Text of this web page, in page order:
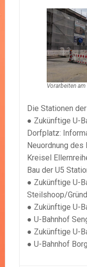
Vorarbeiten
Die Stationen
● Zukünftige U-
Dorfplatz:
Neuordnung des
Kreisel
Bau der U5
● Zukünftige U-
Steilshoop/
● Zukünftige U-
● U-Bahnhof
● Zukünftige U-
● U-Bahnhof